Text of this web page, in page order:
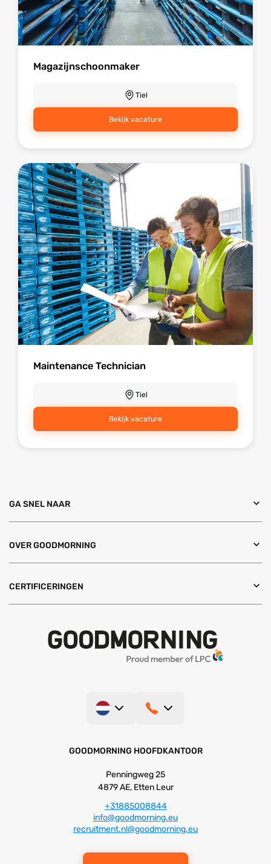
Magazijnschoonmaker
Tiel
Bekijk vacature
Maintenance Technician
Tiel
Bekijk vacature
GA SNEL NAAR
OVER GOODMORNING
CERTIFICERINGEN
GOODMORNING HOOFDKANTOOR
Penningweg 25
4879 AE, Etten Leur
+31885008844
info@goodmorning.eu
recruitment.nl@goodmorning.eu